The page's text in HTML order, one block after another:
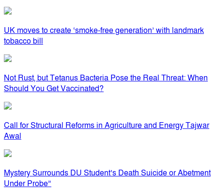
UK moves to create ‘smoke-free generation’ with landmark
tobacco bill
Not Rust, but Tetanus Bacteria Pose the Real Threat: When
Should You Get Vaccinated?
Call for Structural Reforms in Agriculture and Energy Tajwar
Awal
Mystery Surrounds DU Student’s Death Suicide or Abetment
Under Probe”